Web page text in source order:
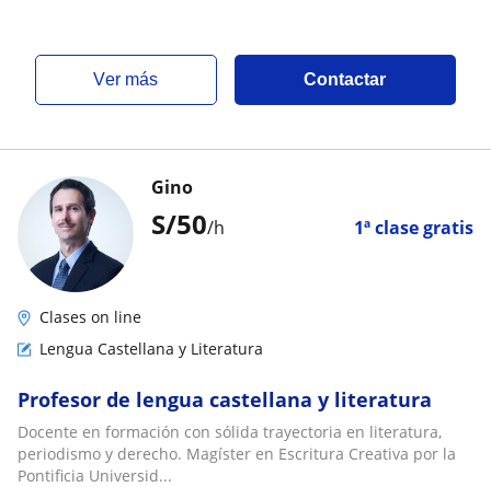
ver más Contactar
S/50/h 1ª clase gratis
Gino
Clases on line
Lengua Castellana y Literatura
Profesor de lengua castellana y literatura
Docente en formación con sólida trayectoria en literatura,
periodismo y derecho. Magíster en Escritura Creativa por la
Pontificia Universid...